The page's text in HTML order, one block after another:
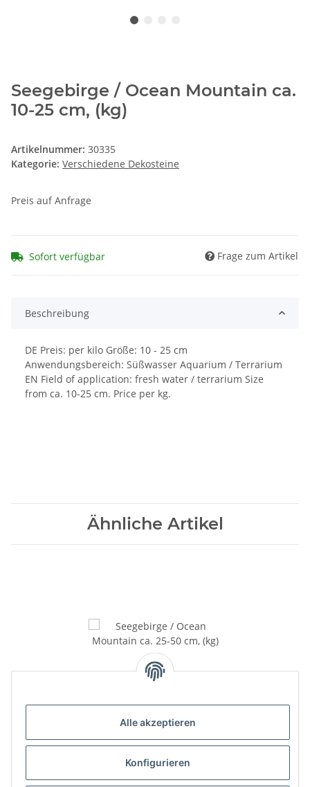
Alle akzeptieren
Konfigurieren
Seegebirge / Ocean Mountain ca.
10-25 cm, (kg)
Artikelnummer: 30335
Kategorie: Verschiedene Dekosteine
Preis auf Anfrage
Sofort verfügbar Frage zum Artikel
Beschreibung
DE Preis: per kilo Größe: 10 - 25 cm
Anwendungsbereich: Süßwasser Aquarium / Terrarium
EN Field of application: fresh water / terrarium Size
from ca. 10-25 cm. Price per kg.
Ähnliche Artikel
Seegebirge / Ocean
Mountain ca. 25-50 cm, (kg)